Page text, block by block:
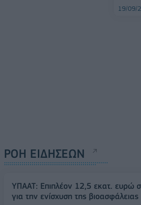
19/09/
ΡΟΗ ΕΙΔΗΣΕΩΝ
ΥΠΑΑΤ: Επιπλέον 12,5 εκατ. ευρώ
για την ενίσχυση της βιοασφάλειας